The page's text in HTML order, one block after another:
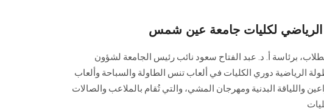
الرياضي لكليات جامعة عين شمس
برئاسة أ. د. عبد الفتاح سعود نائب رئيس الجامعة لشؤون
الرياضية دوري الكليات في ألعاب تنس الطاولة والسباحة وألعاب
واللياقة البدنية ومهرجان المشي، والتي تُقام بالملاعب والصالات